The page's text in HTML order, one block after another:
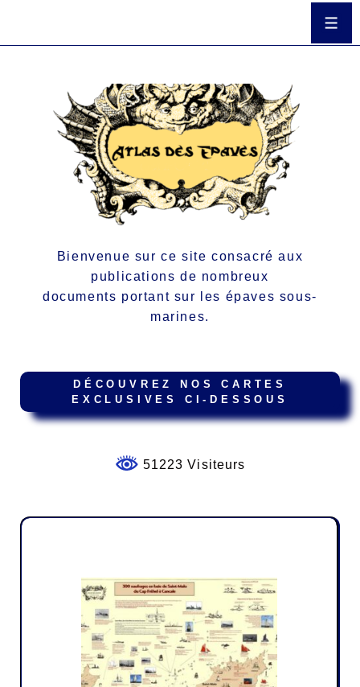
Bienvenue sur ce site consacré aux
publications de nombreux
documents portant sur les épaves sous-
marines.
DÉCOUVREZ NOS CARTES
EXCLUSIVES CI-DESSOUS
51223 Visiteurs